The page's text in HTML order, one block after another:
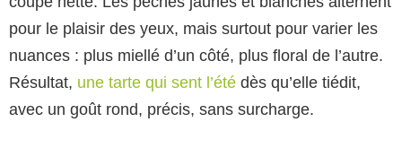
pour le plaisir des yeux, mais surtout pour varier les
nuances : plus miellé d’un côté, plus floral de l’autre.
Résultat, une tarte qui sent l’été dès qu’elle tiédit,
avec un goût rond, précis, sans surcharge.